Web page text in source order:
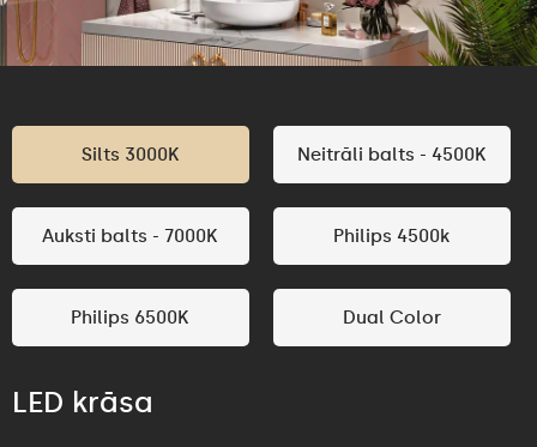
LED krāsa
Silts 3000K Neitrāli balts - 4500K
Auksti balts - 7000K Philips 4500k
Philips 6500K Dual Color